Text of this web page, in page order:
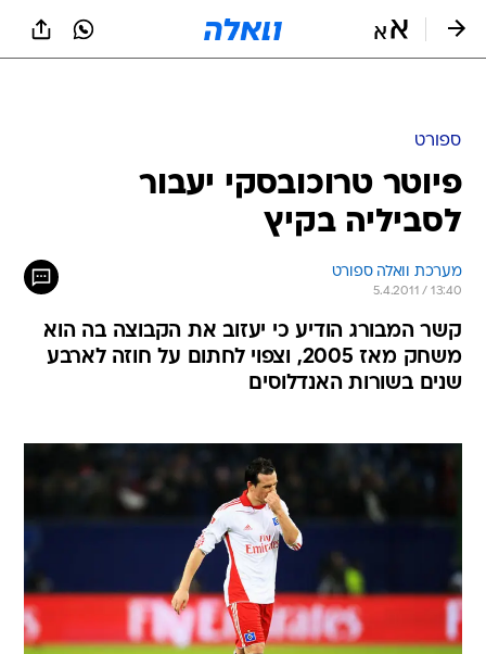
ספורט
פיוטר טרוכובסקי יעבור
לסביליה בקיץ
מערכת וואלה ספורט
5.4.2011 / 13:40
קשר המבורג הודיע כי יעזוב את הקבוצה בה הוא
משחק מאז 2005, וצפוי לחתום על חוזה לארבע
שנים בשורות האנדלוסים